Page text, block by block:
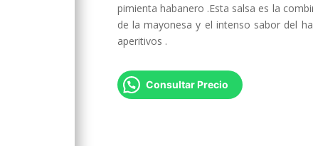
pimienta habanero .Esta salsa es la
de la mayonesa y el intenso sabor del
aperitivos .
Consultar Precio